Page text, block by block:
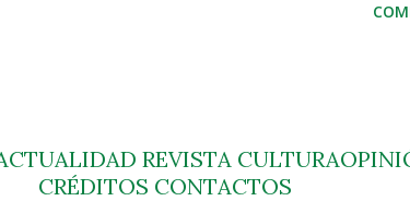
REVISTA CULTURA
CRÉDITOS CONTACTOS